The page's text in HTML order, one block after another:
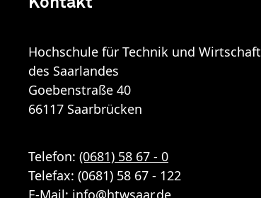
Hochschule für Technik und Wirtschaft
des Saarlandes
Goebenstraße 40
66117 Saarbrücken
Telefon: (0681) 58 67 - 0
Telefax: (0681) 58 67 - 122
E-Mail: info@htwsaar.de